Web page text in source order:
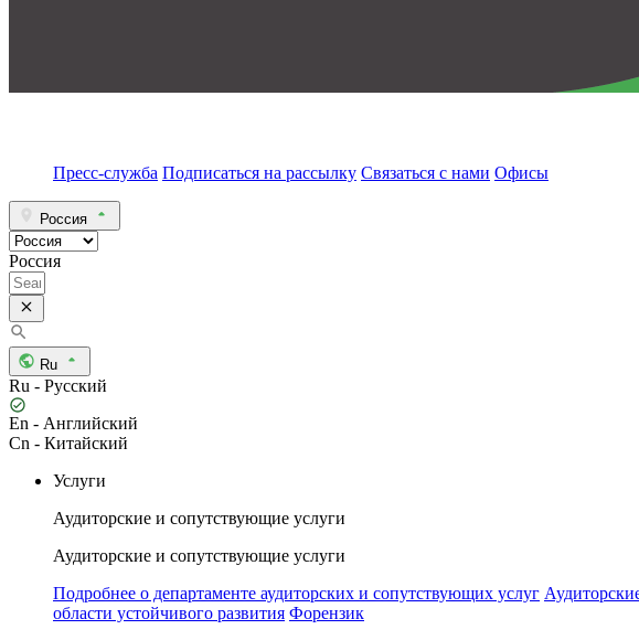
Пресс-служба Подписаться на рассылку Связаться с нами Офисы
Россия
Россия
Ru
Ru - Русский
En - Английский
Cn - Китайский
Услуги
Аудиторские и сопутствующие услуги
Аудиторские и сопутствующие услуги
Подробнее о департаменте аудиторских и сопутствующих услуг
области устойчивого развития Форензик